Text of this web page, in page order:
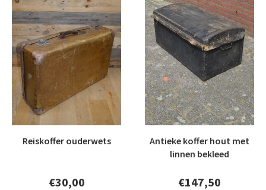
Reiskoffer ouderwets
€30,00
Antieke koffer hout met
linnen bekleed
€147,50